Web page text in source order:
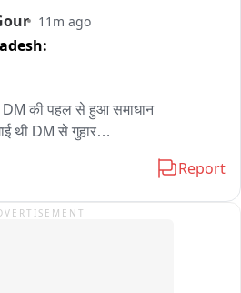
11m ago
DM की पहल से हुआ समाधान
थी DM से गुहार
Report